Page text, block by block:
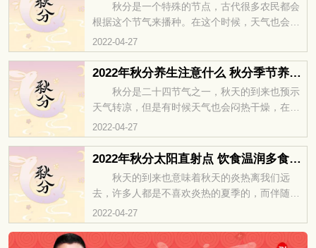
是什么？为何这个平分秋色的日子总让人心生迷
恋。
秋分是一个特殊的节点，古代很多农民都会
根据这个节气来播种。在这个时候，天气也会有
着明显的变化，空气当中少了些许燥热，多了一
分凉爽。人们在舒爽的同时，也要注意学习养生
的知识，保护好自己的身体，否则会...
2022-04-27
2022年秋分养生注意什么 秋分季节养生吃什么
秋分是二十四节气之一，秋天的到来也预示
天气转凉，但是有时候天气也会闷热干燥，在节
气的转变中，人们很容易因为不注意保暖而生
病。这时候我们就需要注意养生，保护好自己的
身体，那么秋分有什么养生技巧呢，一...
2022-04-27
2022年秋分太阳直射点 饮食温润多食酸味
秋天的到来也意味着秋天的炎热离我们远
去，许多人都是不喜欢炎热的夏季的，而伴随着
秋分的到来，天气渐渐凉爽了起来，人们在开心
的同时也要注意天气的变化。突然的降温可能会
让很多人有所不适，所以在饮食各方面...
2022-04-27